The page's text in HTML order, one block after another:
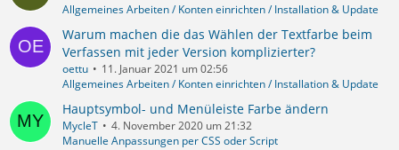
Allgemeines Arbeiten / Konten einrichten / Installation & Update
Warum machen die das Wählen der Textfarbe beim
Verfassen mit jeder Version komplizierter?
oettu
11. Januar 2021 um 02:56
Allgemeines Arbeiten / Konten einrichten / Installation & Update
Hauptsymbol- und Menüleiste Farbe ändern
MycleT
4. November 2020 um 21:32
Manuelle Anpassungen per CSS oder Script